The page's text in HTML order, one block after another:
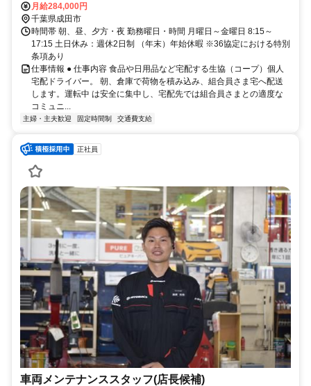
月給284,000円
千葉県成田市
時間帯 朝、昼、夕方・夜 勤務曜日・時間 月曜日～金曜日 8:15～
17:15 土日休み：週休2日制 （年末）年始休暇 ※36協定における特別
条項あり
仕事情報 ● 仕事内容 食品や日用品など宅配する生協（コープ）個人
宅配ドライバー。 朝、倉庫で荷物を積み込み、組合員さま宅へ配送
します。運転中 は安全に集中し、宅配先では組合員さまとの適度な
コミュニ...
主婦・主夫歓迎 固定時間制 交通費支給
正社員
車両メンテナンススタッフ(店長候補)